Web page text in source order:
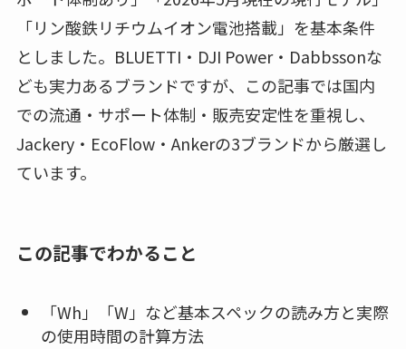
「リン酸鉄リチウムイオン電池搭載」を基本条件
としました。BLUETTI・DJI Power・Dabbssonな
ども実力あるブランドですが、この記事では国内
での流通・サポート体制・販売安定性を重視し、
Jackery・EcoFlow・Ankerの3ブランドから厳選し
ています。
この記事でわかること
「Wh」「W」など基本スペックの読み方と実際
の使用時間の計算方法